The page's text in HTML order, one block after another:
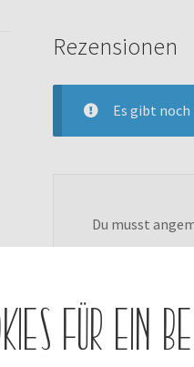
Rezensionen
Es gibt noch
Du musst
für ein